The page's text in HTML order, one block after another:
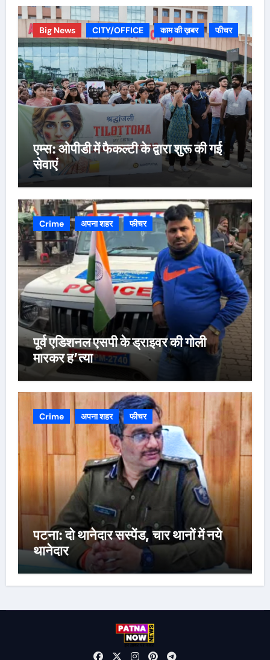
Big News CITY/OFFICE काम की ख़बर फीचर
एम्स: ओपीडी में फैकल्टी के द्वारा शुरू की गई
सेवाएं
Crime अपना शहर फीचर
पूर्व एडिशनल एसपी के ड्राइवर की गोली
मारकर ह’त्या
Crime अपना शहर फीचर
पटना: दो थानेदार सस्पेंड, चार थानों में नये
थानेदार